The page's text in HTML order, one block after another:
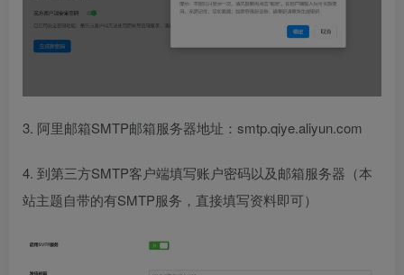
3. 阿里邮箱SMTP邮箱服务器地址：smtp.qiye.aliyun.com
4. 到第三方SMTP客户端填写账户密码以及邮箱服务器（本
站主题自带的有SMTP服务，直接填写资料即可）